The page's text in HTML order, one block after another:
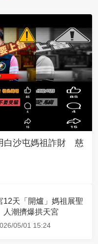
白沙屯媽祖詐財 慈
12天「開爐」媽祖展聖
潮擠爆拱天宮
05/01 15:24